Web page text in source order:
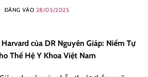
ĐĂNG VÀO 28/05/2025
của DR Nguyên Giáp: Niềm Tự
Thế Hệ Y Khoa Việt Nam